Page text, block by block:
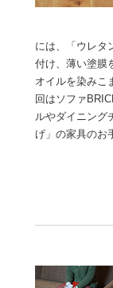
には、「ウレタ
付け、薄い塗膜
オイルを染みこ
回はソファ
ルやダイニング
げ」の家具の